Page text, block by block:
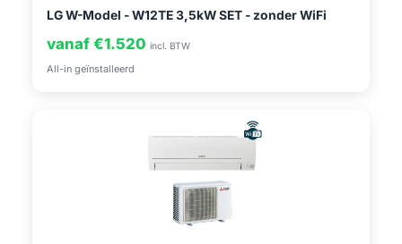
LG W-Model - W12TE 3,5kW SET - zonder WiFi
vanaf €1.520 incl. BTW
All-in geïnstalleerd